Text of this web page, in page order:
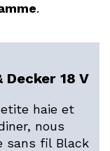
.
18 V
haie et
nous
sans fil Black